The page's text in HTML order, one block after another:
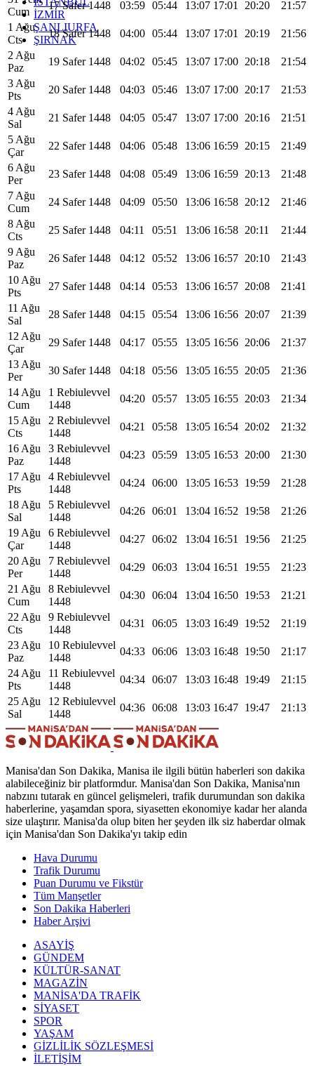
İZMİR
ŞANLIURFA
ŞIRNAK
Cum
17 Safer 1448 03:59 05:44 13:07 17:01 20:20
21:57
1 Ağu
Cts
18 Safer 1448 04:00 05:44 13:07 17:01 20:19
21:56
2 Ağu
Paz
19 Safer 1448 04:02 05:45 13:07 17:00 20:18
21:54
3 Ağu
Pts
20 Safer 1448 04:03 05:46 13:07 17:00 20:17
21:53
4 Ağu
Sal
21 Safer 1448 04:05 05:47 13:07 17:00 20:16
21:51
5 Ağu
Çar
22 Safer 1448 04:06 05:48 13:06 16:59 20:15
21:49
6 Ağu
Per
23 Safer 1448 04:08 05:49 13:06 16:59 20:13
21:48
7 Ağu
Cum
24 Safer 1448 04:09 05:50 13:06 16:58 20:12
21:46
8 Ağu
Cts
25 Safer 1448 04:11 05:51 13:06 16:58 20:11
21:44
9 Ağu
Paz
26 Safer 1448 04:12 05:52 13:06 16:57 20:10
21:43
10 Ağu
Pts
27 Safer 1448 04:14 05:53 13:06 16:57 20:08
21:41
11 Ağu
Sal
28 Safer 1448 04:15 05:54 13:06 16:56 20:07
21:39
12 Ağu
Çar
29 Safer 1448 04:17 05:55 13:05 16:56 20:06
21:37
13 Ağu
Per
30 Safer 1448 04:18 05:56 13:05 16:55 20:05
21:36
14 Ağu
Cum
1 Rebiulevvel
1448
04:20 05:57 13:05 16:55 20:03
21:34
15 Ağu
Cts
2 Rebiulevvel
1448
04:21 05:58 13:05 16:54 20:02
21:32
16 Ağu
Paz
3 Rebiulevvel
1448
04:23 05:59 13:05 16:53 20:00
21:30
17 Ağu
Pts
4 Rebiulevvel
1448
04:24 06:00 13:05 16:53 19:59
21:28
18 Ağu
Sal
5 Rebiulevvel
1448
04:26 06:01 13:04 16:52 19:58
21:26
19 Ağu
Çar
6 Rebiulevvel
1448
04:27 06:02 13:04 16:51 19:56
21:25
20 Ağu
Per
7 Rebiulevvel
1448
04:29 06:03 13:04 16:51 19:55
21:23
21 Ağu
Cum
8 Rebiulevvel
1448
04:30 06:04 13:04 16:50 19:53
21:21
22 Ağu
Cts
9 Rebiulevvel
1448
04:31 06:05 13:03 16:49 19:52
21:19
23 Ağu
Paz
10 Rebiulevvel
1448
04:33 06:06 13:03 16:48 19:50
21:17
24 Ağu
Pts
11 Rebiulevvel
1448
04:34 06:07 13:03 16:48 19:49
21:15
25 Ağu
Sal
12 Rebiulevvel
1448
04:36 06:08 13:03 16:47 19:47 21:13
Manisa'dan Son Dakika, Manisa ile ilgili bütün haberleri son dakika
alabileceğiniz bir platformdur. Manisa'dan Son Dakika, Manisa'nın
nabzını tutarak en güncel gelişmeleri, trafik durumundan son dakika
haberlerine, yaşamdan spora, siyasetten ekonomiye kadar her alanda
size ulaştırır. Manisa'da olup biten her şeyden ilk siz haberdar olmak
için Manisa'dan Son Dakika'yı takip edin
Hava Durumu
Trafik Durumu
Puan Durumu ve Fikstür
Tüm Manşetler
Son Dakika Haberleri
Haber Arşivi
ASAYİŞ
GÜNDEM
KÜLTÜR-SANAT
MAGAZİN
MANİSA'DA TRAFİK
SİYASET
SPOR
YAŞAM
GİZLİLİK SÖZLEŞMESİ
İLETİŞİM